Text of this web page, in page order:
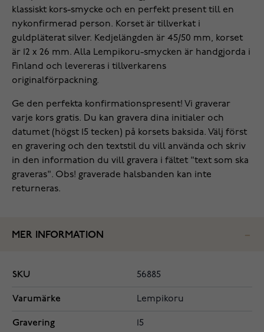
klassiskt kors-smycke och en perfekt present till en
nykonfirmerad person. Korset är tillverkat i
guldpläterat silver. Kedjelängden är 45/50 mm, korset
är 12 x 26 mm. Alla Lempikoru-smycken är handgjorda i
Finland och levereras i tillverkarens
originalförpackning.
Ge den perfekta konfirmationspresent! Vi graverar
varje kors gratis. Du kan gravera dina initialer och
datumet (högst 15 tecken) på korsets baksida. Välj först
en gravering och den textstil du vill använda och skriv
in den information du vill gravera i fältet "text som ska
graveras". Obs! graverade halsbanden kan inte
returneras.
MER INFORMATION
SKU 56885
Varumärke Lempikoru
Gravering 15